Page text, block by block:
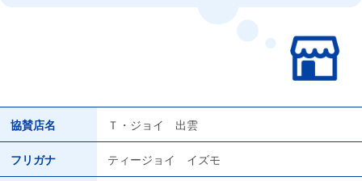
協賛店名 Ｔ・ジョイ 出雲
フリガナ ティージョイ イズモ